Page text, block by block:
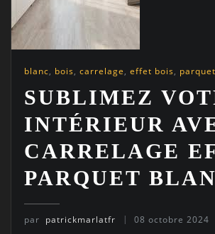
blanc, bois, carrelage, effet bois, parquet
SUBLIMEZ
INTÉRIEUR
CARRELAGE
PARQUET
par patrickmarlatfr 08 octobre 2024